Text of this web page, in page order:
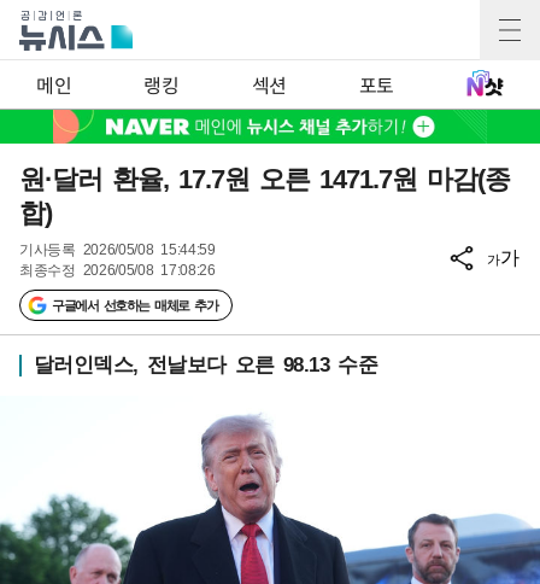
메인 랭킹 섹션 포토
원·달러 환율, 17.7원 오른 1471.7원 마감(종
합)
기사등록 2026/05/08 15:44:59
최종수정 2026/05/08 17:08:26
구글에서 선호하는 매체로 추가
가가
달러인덱스, 전날보다 오른 98.13 수준